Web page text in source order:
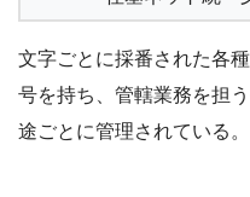
文字ごとに採番された各
号を持ち、管轄業務を担
途ごとに管理されている。